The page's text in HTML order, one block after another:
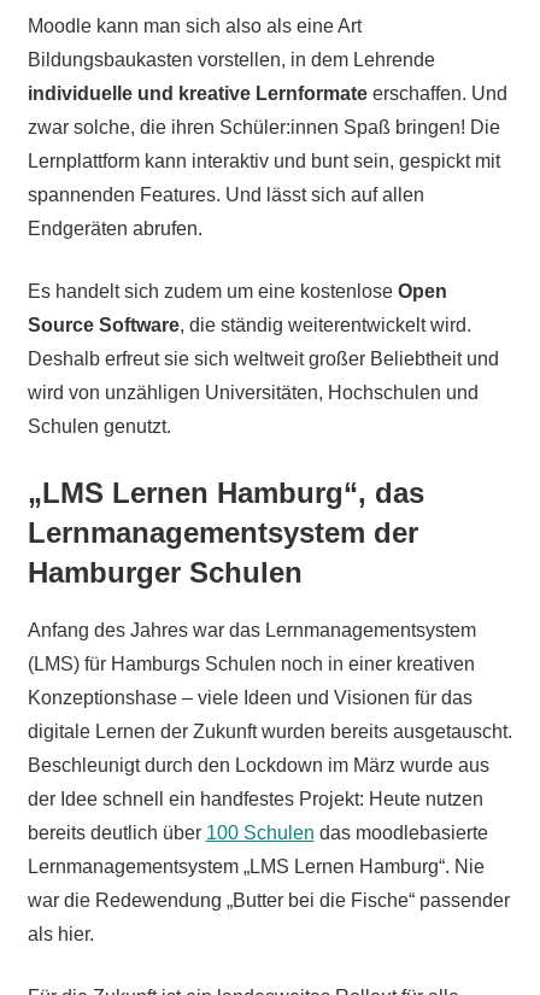
Moodle kann man sich also als eine Art
Bildungsbaukasten vorstellen, in dem Lehrende
individuell e und kreative Lernformateerschaffen. Und
zwar solche, die ihren Schüler:innen Spaß bringen! Die
Lernplattform kann interaktiv und bunt sein, gespickt mit
spannenden Features. Und lässt sich auf allen
Endgeräten abrufen.
Es handelt sich zudem um eine kostenlose Open
Source Software, die ständig weiterentwickelt wird.
Deshalb erfreut sie sich weltweit großer Beliebtheit und
wird von unzähligen Universitäten, Hochschulen und
Schulen genutzt.
„LMS Lernen Hamburg“, das
Lernmanagementsystem der
Hamburger Schulen
Anfang des Jahres war das Lernmanagementsystem
(LMS) für Hamburgs Schulen noch in einer kreativen
Konzeptionshase – viele Ideen und Visionen für das
digitale Lernen der Zukunft wurden bereits ausgetauscht.
Beschleunigt durch den Lockdown im März wurde aus
der Idee schnell ein handfestes Projekt: Heute nutzen
bereits deutlich über 100 Schulen das moodlebasierte
Lernmanagementsystem „LMS Lernen Hamburg“. Nie
war die Redewendung „Butter bei die Fische“ passender
als hier.